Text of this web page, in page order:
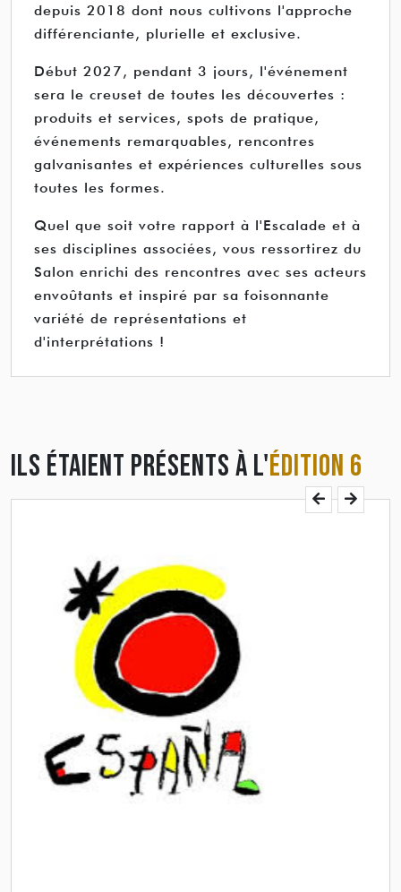
depuis 2018 dont nous cultivons l'approche
différenciante, plurielle et exclusive.
Début 2027, pendant 3 jours, l'événement
sera le creuset de toutes les découvertes :
produits et services, spots de pratique,
événements remarquables, rencontres
galvanisantes et expériences culturelles sous
toutes les formes.
Quel que soit votre rapport à l'Escalade et à
ses disciplines associées, vous ressortirez du
Salon enrichi des rencontres avec ses acteurs
envoûtants et inspiré par sa foisonnante
variété de représentations et
d'interprétations !
ILS ÉTAIENT PRÉSENTS À L'ÉDITION 6